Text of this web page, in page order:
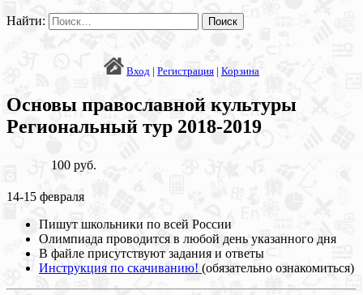
Найти:
Вход | Регистрация | Корзина
Основы православной культуры
Региональный тур 2018-2019
100 руб.
14-15 февраля
Пишут школьники по всей России
Олимпиада проводится в любой день указанного дня
В файле присутствуют задания и ответы
Инструкция по скачиванию! (обязательно ознакомиться)